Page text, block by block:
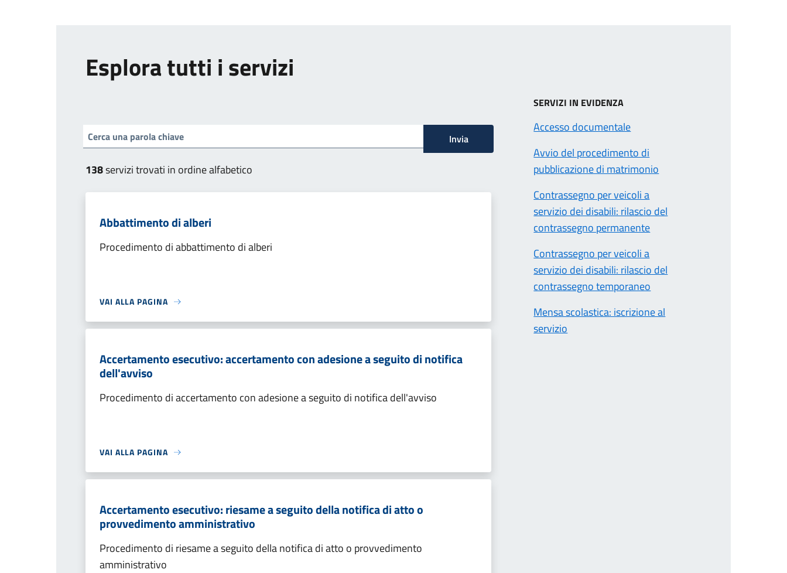
Esplora tutti i servizi
Invia
138servizi trovati in ordine alfabetico
Abbattimento di alberi
Procedimento di abbattimento di alberi
VAI ALLA PAGINA
Accertamento esecutivo: accertamento con adesione a seguito di notifica
dell'avviso
Procedimento di accertamento con adesione a seguito di notifica dell'avviso
VAI ALLA PAGINA
Accertamento esecutivo: riesame a seguito della notifica di atto o
provvedimento amministrativo
Procedimento di riesame a seguito della notifica di atto o provvedimento
amministrativo
SERVIZI IN EVIDENZA
Accesso documentale
Avvio del procedimento di
pubblicazione di matrimonio
Contrassegno per veicoli a
servizio dei disabili: rilascio del
contrassegno permanente
Contrassegno per veicoli a
servizio dei disabili: rilascio del
contrassegno temporaneo
Mensa scolastica: iscrizione al
servizio